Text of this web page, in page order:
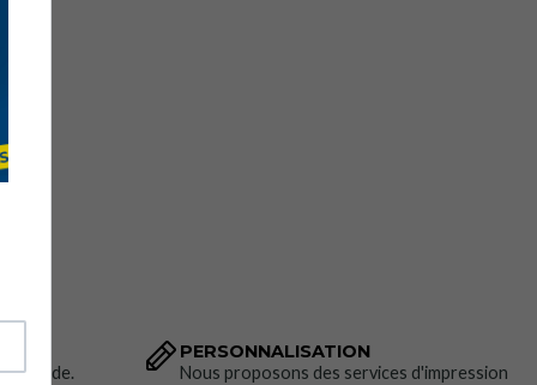
PERSONNALISATION
Nous proposons des services d'impression